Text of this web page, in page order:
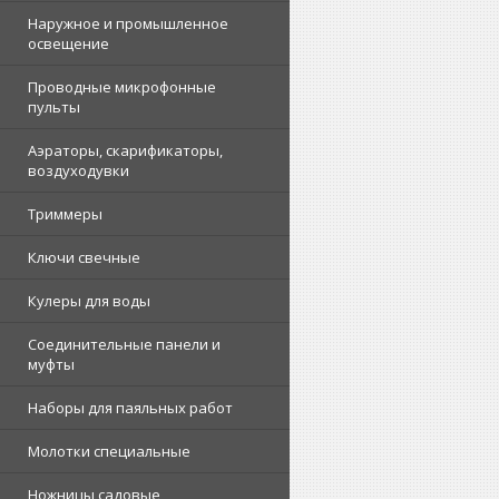
Наружное и промышленное
освещение
Проводные микрофонные
пульты
Аэраторы, скарификаторы,
воздуходувки
Триммеры
Ключи свечные
Кулеры для воды
Соединительные панели и
муфты
Наборы для паяльных работ
Молотки специальные
Ножницы садовые